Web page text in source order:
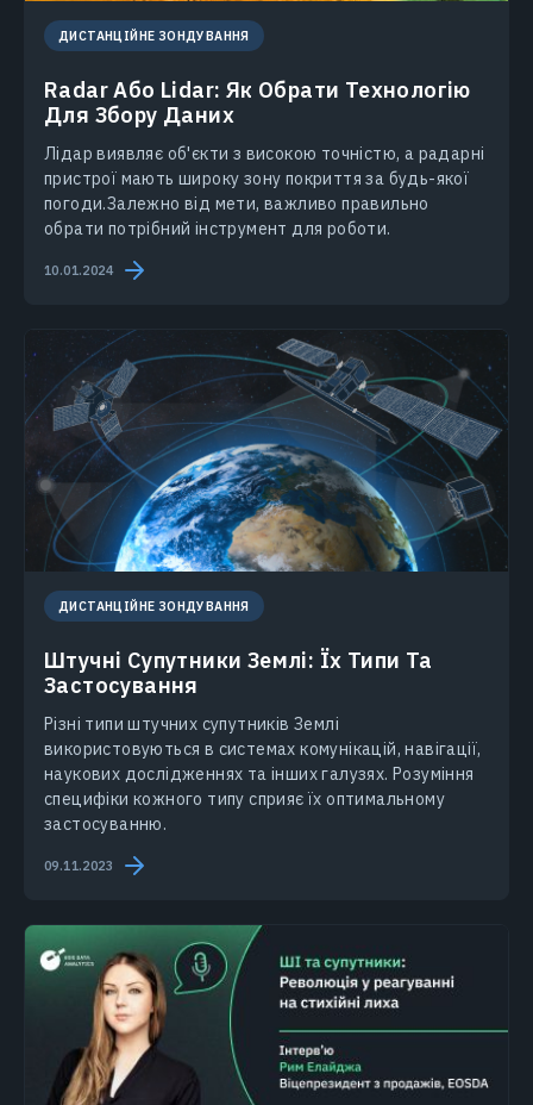
ДИСТАНЦІЙНЕ ЗОНДУВАННЯ
Radar Або Lidar: Як Обрати Технологію
Для Збору Даних
Лідар виявляє об'єкти з високою точністю, а радарні
пристрої мають широку зону покриття за будь-якої
погоди.Залежно від мети, важливо правильно
обрати потрібний інструмент для роботи.
10.01.2024
ДИСТАНЦІЙНЕ ЗОНДУВАННЯ
Штучні Супутники Землі: Їх Типи Та
Застосування
Різні типи штучних супутників Землі
використовуються в системах комунікацій, навігації,
наукових дослідженнях та інших галузях. Розуміння
специфіки кожного типу сприяє їх оптимальному
застосуванню.
09.11.2023